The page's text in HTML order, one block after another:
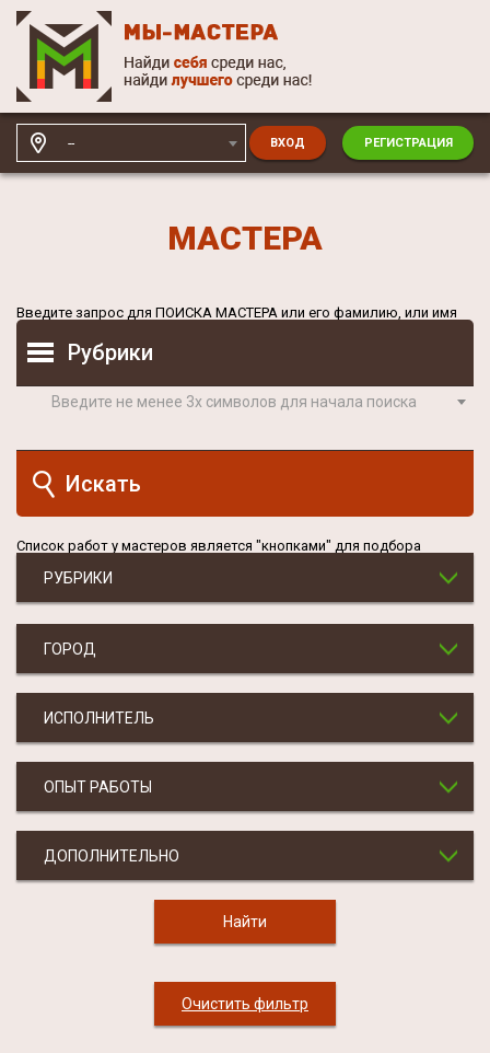
-- ВХОД РЕГИСТРАЦИЯ
МАСТЕРА
Введите запрос для ПОИСКА МАСТЕРА или его фамилию, или имя
Рубрики
Введите не менее 3х символов для начала поиска
Список работ у мастеров является "кнопками" для подбора
РУБРИКИ
ГОРОД
ИСПОЛНИТЕЛЬ
ОПЫТ РАБОТЫ
ДОПОЛНИТЕЛЬНО
Очистить фильтр